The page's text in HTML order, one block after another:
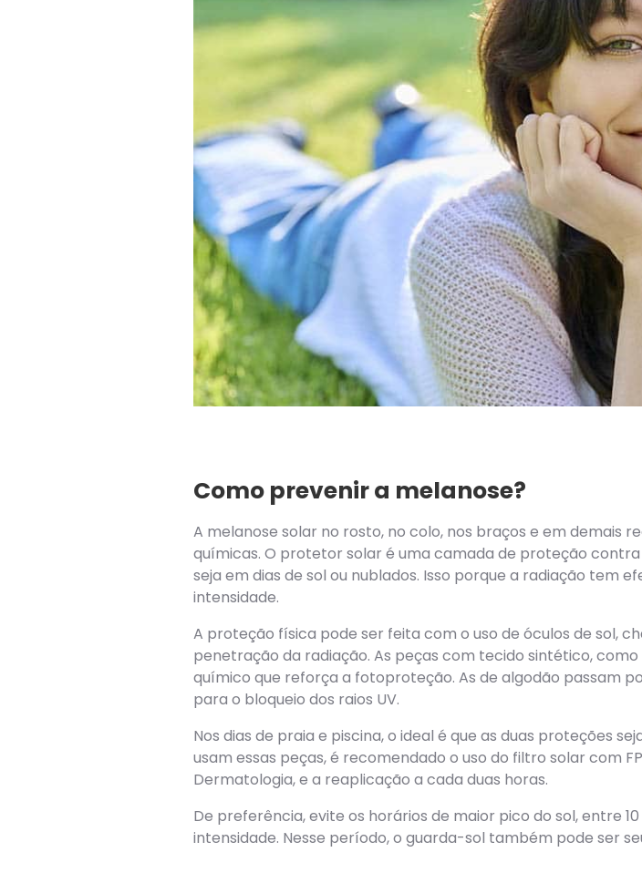
Como prevenir a melanose?
A melanose solar no rosto, no colo, nos braços e em demais
químicas. O protetor solar é uma camada de proteção contra
seja em dias de sol ou nublados. Isso porque a radiação tem
intensidade.
A proteção física pode ser feita com o uso de óculos de sol,
penetração da radiação. As peças com tecido sintético,
químico que reforça a fotoproteção. As de algodão passam
para o bloqueio dos raios UV.
Nos dias de praia e piscina, o ideal é que as duas proteções
usam essas peças, é recomendado o uso do filtro solar com
Dermatologia, e a reaplicação a cada duas horas.
De preferência, evite os horários de maior pico do sol, entre
intensidade. Nesse período, o guarda-sol também pode ser